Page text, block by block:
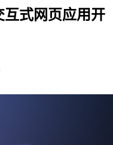
互式网页应用开